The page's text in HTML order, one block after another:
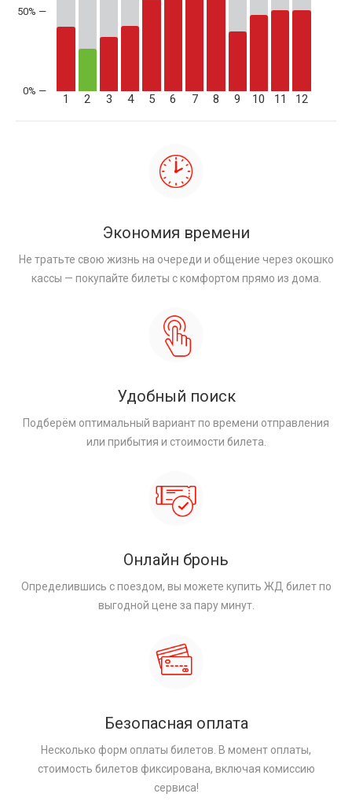
50% —
1 2 3 4 5 6 7 8 9 10 11 12
Экономия времени
Не тратьте свою жизнь на очереди и общение через окошко
кассы — покупайте билеты с комфортом прямо из дома.
Удобный поиск
Подберём оптимальный вариант по времени отправления
или прибытия и стоимости билета.
Онлайн бронь
Определившись с поездом, вы можете купить ЖД билет по
выгодной цене за пару минут.
Безопасная оплата
Несколько форм оплаты билетов. В момент оплаты,
стоимость билетов фиксирована, включая комиссию
сервиса!